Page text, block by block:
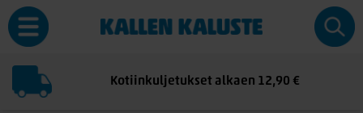
Kotiinkuljetukset alkaen 12,90 €